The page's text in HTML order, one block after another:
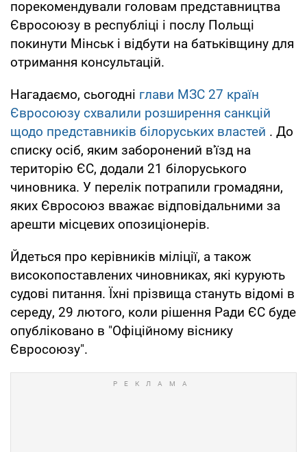
порекомендували головам представництва
Євросоюзу в республіці і послу Польщі
покинути Мінськ і відбути на батьківщину для
отримання консультацій.
Нагадаємо, сьогодні глави МЗС 27 країн
Євросоюзу схвалили розширення санкцій
щодо представників білоруських властей . До
списку осіб, яким заборонений в'їзд на
територію ЄС, додали 21 білоруського
чиновника. У перелік потрапили громадяни,
яких Євросоюз вважає відповідальними за
арешти місцевих опозиціонерів.
Йдеться про керівників міліції, а також
високопоставлених чиновниках, які курують
судові питання. Їхні прізвища стануть відомі в
середу, 29 лютого, коли рішення Ради ЄС буде
опубліковано в "Офіційному віснику
Євросоюзу".